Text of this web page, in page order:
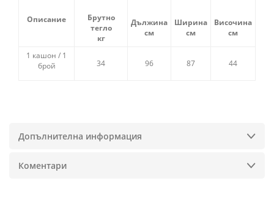
Описание
Брутно
тегло
кг
Дължина
см
Ширина
см
Височина
см
1 кашон / 1
брой
34 96 87 44
Допълнителна информация
Коментари